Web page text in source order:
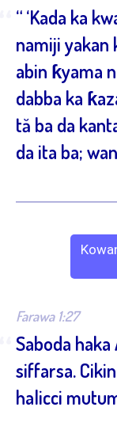
“ ‘Kada ka
namiji yakan
abin ƙyama
dabba ka
tă ba da
da ita ba;
Farawa 1:27
Saboda
siffarsa.
halicci